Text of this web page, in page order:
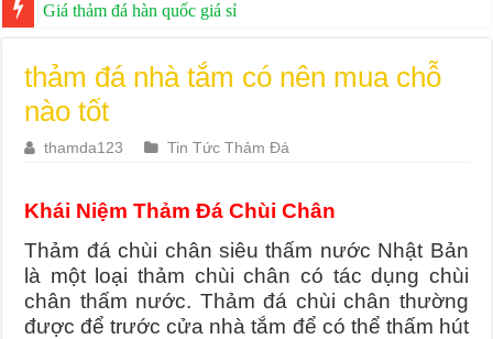
Giá thảm đá hàn quốc giá sỉ
Top 9 Mẹo mua hàng online an toàn
thảm đá nhà tắm có nên mua chỗ
nào tốt
thamda123 Tin Tức Thảm Đá
Khái Niệm Thảm Đá Chùi Chân
Thảm đá chùi chân siêu thấm nước Nhật Bản
là một loại thảm chùi chân có tác dụng chùi
chân thấm nước. Thảm đá chùi chân thường
được để trước cửa nhà tắm để có thể thấm hút